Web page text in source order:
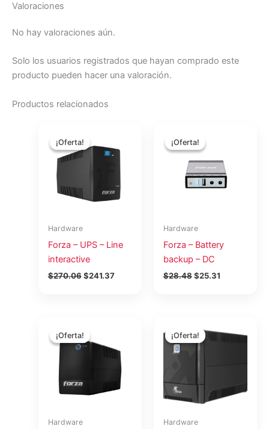
Valoraciones
No hay valoraciones aún.
Solo los usuarios registrados que hayan comprado este
producto pueden hacer una valoración.
Productos relacionados
¡Oferta!
¡Oferta!
Hardware
Forza – UPS – Line
interactive
$270.06
precio
original
era:
$270.06.
$241.37
actual
¡Oferta!
¡Oferta!
Hardware
Forza – Battery
backup – DC
$28.48
precio
original
era:
$28.48.
$25.31
es:
$25.31.
¡Oferta!
¡Oferta!
Hardware
precio
original
era:
es:
$45.25.
¡Oferta!
¡Oferta!
Hardware
precio
original
era:
precio